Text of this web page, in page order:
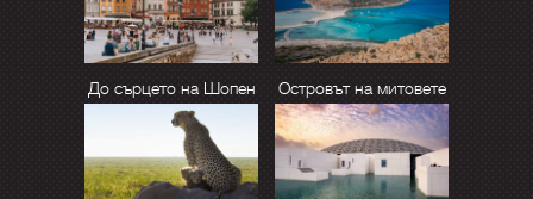
До сърцето на Шопен Островът на митовете